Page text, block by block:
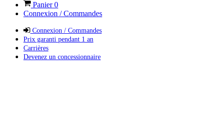
Panier0
Connexion / Commandes
Connexion / Commandes
Prix garanti pendant 1 an
Carrières
Devenez un concessionnaire